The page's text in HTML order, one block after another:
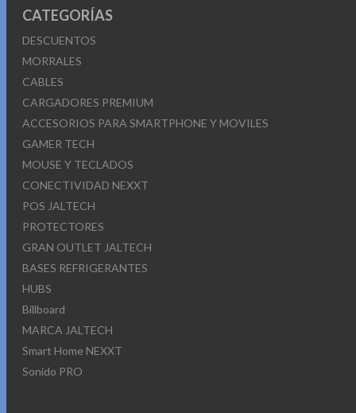
CATEGORÍAS
DESCUENTOS
MORRALES
CABLES
CARGADORES PREMIUM
ACCESORIOS PARA SMARTPHONE Y MOVILES
GAMER TECH
MOUSE Y TECLADOS
CONECTIVIDAD NEXXT
POS JALTECH
PROTECTORES
GRAN OUTLET JALTECH
BASES REFRIGERANTES
HUBS
Billboard
MARCA JALTECH
Smart Home NEXXT
Sonido PRO